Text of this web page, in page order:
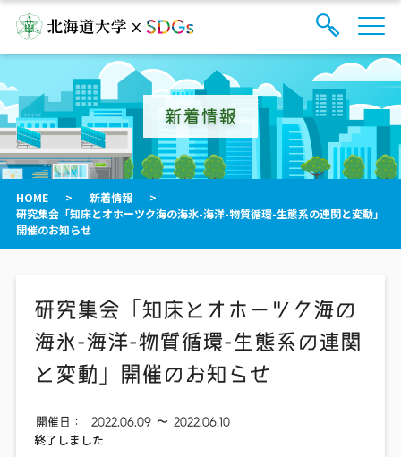
索
フ
ォ
ー
を
開
閉
る
イ
ト
内
メ
ニ
ュ
ー
新着情報
HOME > 新着情報
>
研究集会「知床とオホーツク海の海氷-海洋-物質循環-生態系の連関と変動」
開催のお知らせ
研究集会「知床とオホーツク海の
海氷-海洋-物質循環-生態系の連関
と変動」開催のお知らせ
開催日： 2022.06.09 〜 2022.06.10
終了しました